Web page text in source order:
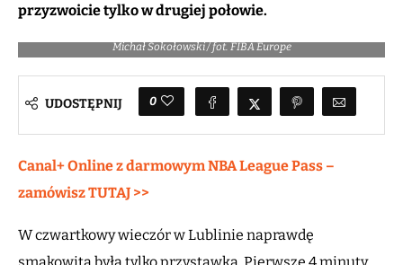
przyzwoicie tylko w drugiej połowie.
Michał Sokołowski / fot. FIBA Europe
UDOSTĘPNIJ 0
Canal+ Online z darmowym NBA League Pass –
zamówisz TUTAJ >>
W czwartkowy wieczór w Lublinie naprawdę